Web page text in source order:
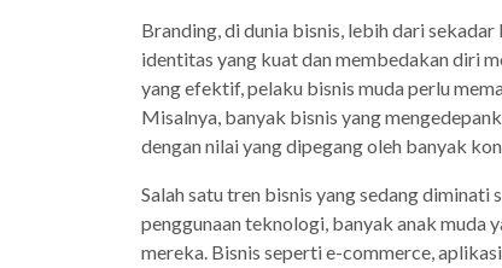
Branding, di dunia bisnis, lebih dari
identitas yang kuat dan membedakan diri
yang efektif, pelaku bisnis muda perlu
Misalnya, banyak bisnis yang
dengan nilai yang dipegang oleh banyak
Salah satu tren bisnis yang sedang
penggunaan teknologi, banyak anak muda
mereka. Bisnis seperti e-commerce,